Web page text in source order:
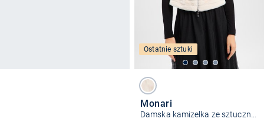
Ostatnie sztuki
Monari
Damska kamizelka ze sztucznego futra